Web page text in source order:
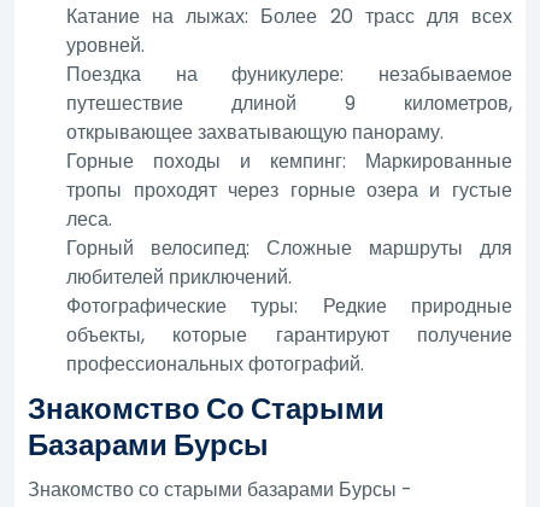
Катание на лыжах: Более 20 трасс для всех
уровней.
Поездка на фуникулере: незабываемое
путешествие длиной 9 километров,
открывающее захватывающую панораму.
Горные походы и кемпинг: Маркированные
тропы проходят через горные озера и густые
леса.
Горный велосипед: Сложные маршруты для
любителей приключений.
Фотографические туры: Редкие природные
объекты, которые гарантируют получение
профессиональных фотографий.
Знакомство Со Старыми
Базарами Бурсы
Знакомство со старыми базарами Бурсы -